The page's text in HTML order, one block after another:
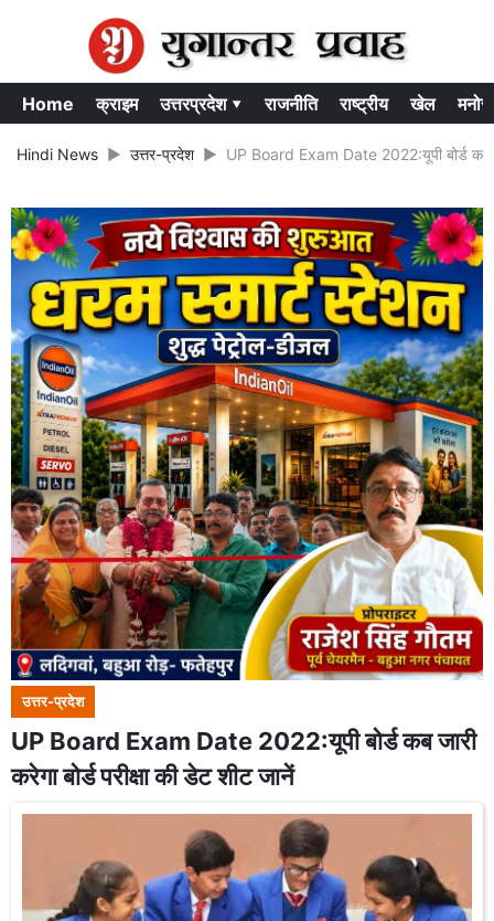
Home क्राइम उत्तरप्रदेश ▾ राजनीति राष्ट्रीय खेल
Hindi News उत्तर-प्रदेश UP Board Exam Date 2022:यूपी बोर्ड कब
उत्तर-प्रदेश
UP Board Exam Date 2022:यूपी बोर्ड कब जारी
करेगा बोर्ड परीक्षा की डेट शीट जानें